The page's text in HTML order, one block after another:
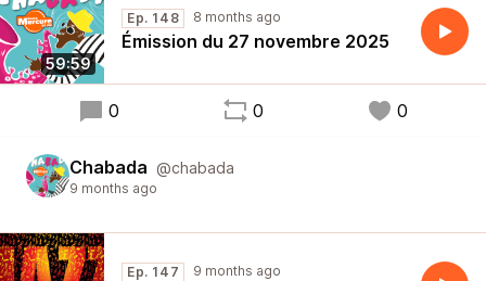
59:59
Ep. 148 8 months ago
Émission du 27 novembre 2025
0 0 0
Chabada @chabada
9 months ago
Ep. 147 9 months ago